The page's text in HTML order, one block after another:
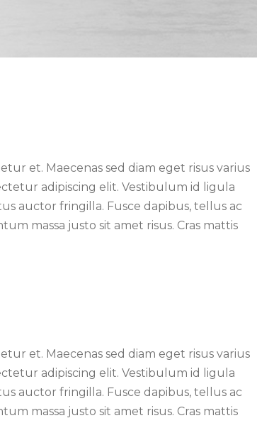
et. Maecenas sed diam eget risus varius
adipiscing elit. Vestibulum id ligula
auctor fringilla. Fusce dapibus, tellus ac
massa justo sit amet risus. Cras mattis
et. Maecenas sed diam eget risus varius
adipiscing elit. Vestibulum id ligula
auctor fringilla. Fusce dapibus, tellus ac
massa justo sit amet risus. Cras mattis